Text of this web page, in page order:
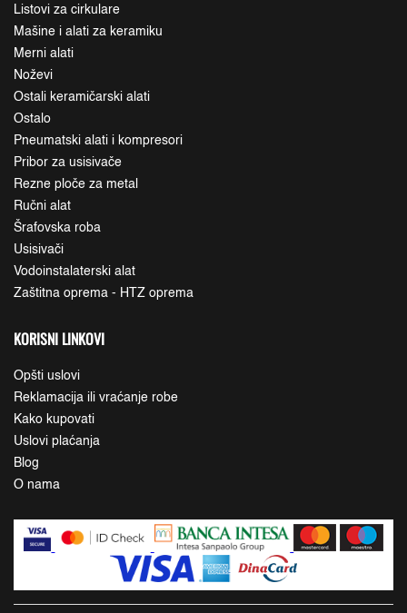
Listovi za cirkulare
Mašine i alati za keramiku
Merni alati
Noževi
Ostali keramičarski alati
Ostalo
Pneumatski alati i kompresori
Pribor za usisivače
Rezne ploče za metal
Ručni alat
Šrafovska roba
Usisivači
Vodoinstalaterski alat
Zaštitna oprema - HTZ oprema
KORISNI LINKOVI
Opšti uslovi
Reklamacija ili vraćanje robe
Kako kupovati
Uslovi plaćanja
Blog
O nama